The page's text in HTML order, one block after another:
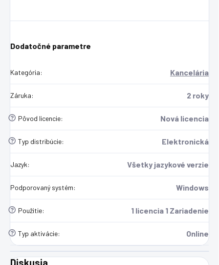
Dodatočné parametre
Kategória: Kancelária
Záruka: 2 roky
? Pôvod licencie: Nová licencia
? Typ distribúcie: Elektronická
Jazyk: Všetky jazykové verzie
Podporovaný systém: Windows
? Použitie: 1 licencia 1 Zariadenie
? Typ aktivácie: Online
Diskusia